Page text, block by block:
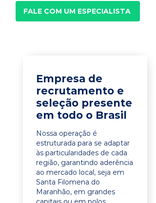
FALE COM UM ESPECIALISTA
Empresa de
recrutamento e
seleção presente
em todo o Brasil
Nossa operação é
estruturada para se adaptar
às particularidades de cada
região, garantindo aderência
ao mercado local, seja em
Santa Filomena do
Maranhão, em grandes